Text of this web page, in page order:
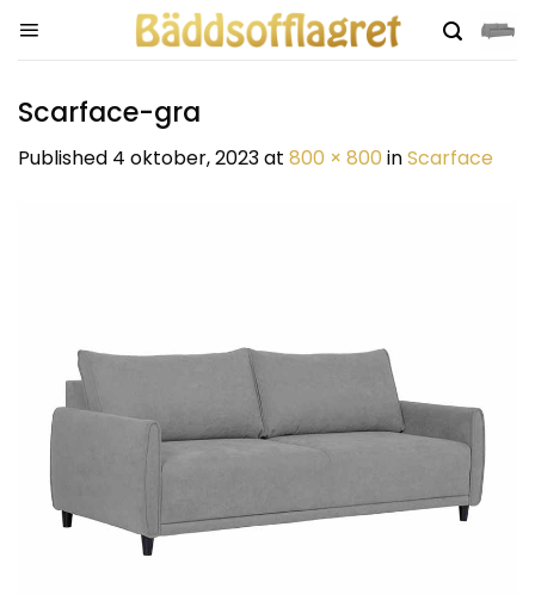
Scarface-gra
Published 4 oktober, 2023at 800 × 800 inScarface